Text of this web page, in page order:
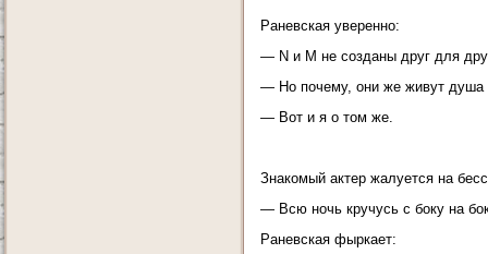
Раневская уверенно:
— N и M не созданы друг для
— Но почему, они же живут душа
— Вот и я о том же.
Знакомый актер жалуется на
— Всю ночь кручусь с боку на
Раневская фыркает: